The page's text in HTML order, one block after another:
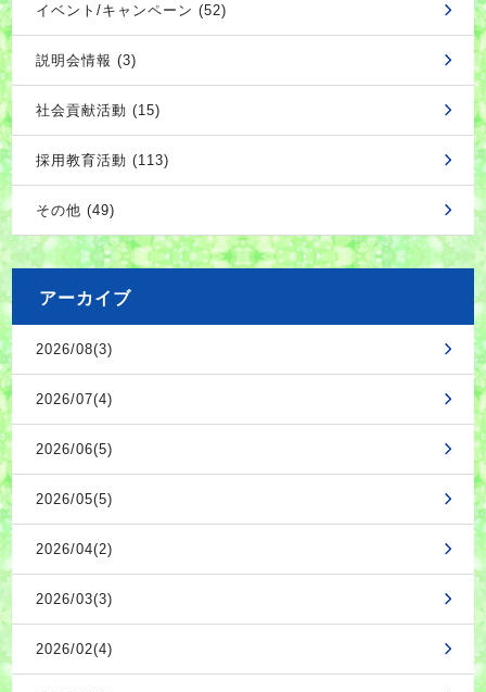
イベント/キャンペーン (52)
説明会情報 (3)
社会貢献活動 (15)
採用教育活動 (113)
その他 (49)
アーカイブ
2026/08(3)
2026/07(4)
2026/06(5)
2026/05(5)
2026/04(2)
2026/03(3)
2026/02(4)